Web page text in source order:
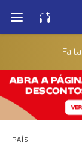
PAÍS